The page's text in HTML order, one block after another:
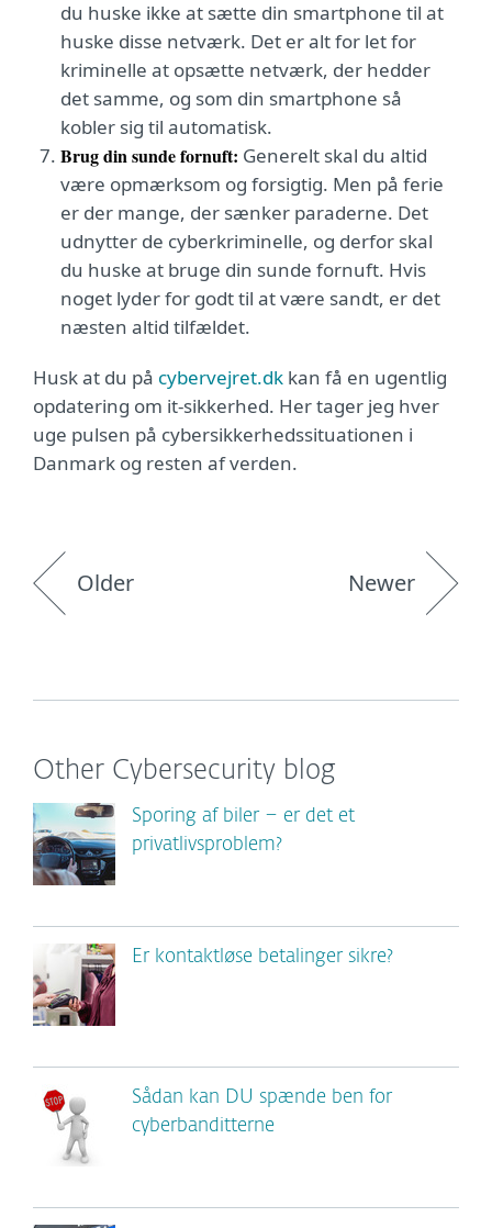
du huske ikke at sætte din smartphone til at
huske disse netværk. Det er alt for let for
kriminelle at opsætte netværk, der hedder
det samme, og som din smartphone så
kobler sig til automatisk.
Brug din sunde fornuft: Generelt skal du altid
være opmærksom og forsigtig. Men på ferie
er der mange, der sænker paraderne. Det
udnytter de cyberkriminelle, og derfor skal
du huske at bruge din sunde fornuft. Hvis
noget lyder for godt til at være sandt, er det
næsten altid tilfældet.
Husk at du på cybervejret.dk kan få en ugentlig
opdatering om it-sikkerhed. Her tager jeg hver
uge pulsen på cybersikkerhedssituationen i
Danmark og resten af verden.
Older Newer
Other Cybersecurity blog
Sporing af biler – er det et
privatlivsproblem?
Er kontaktløse betalinger sikre?
Sådan kan DU spænde ben for
cyberbanditterne